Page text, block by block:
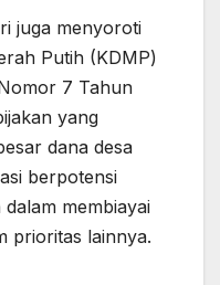
juga menyoroti
Putih (KDMP)
7 Tahun
yang
dana desa
berpotensi
membiayai
prioritas lainnya.